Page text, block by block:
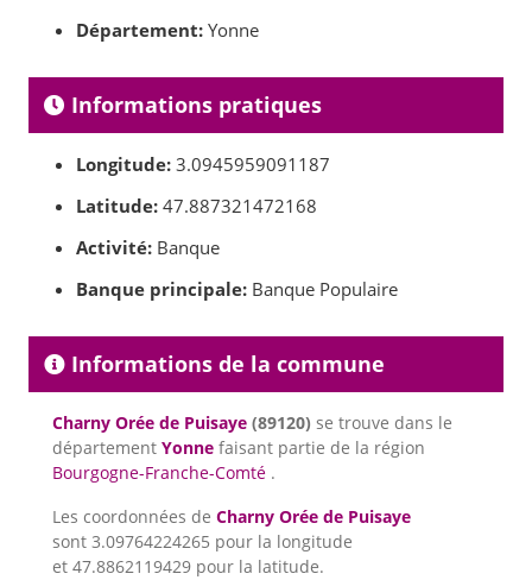
Département: Yonne
Informations pratiques
Longitude: 3.0945959091187
Latitude: 47.887321472168
Activité: Banque
Banque principale: Banque Populaire
Informations de la commune
Charny Orée de Puisaye (89120) se trouve dans le
département Yonne faisant partie de la région
Bourgogne-Franche-Comté .
Les coordonnées de Charny Orée de Puisaye
sont 3.09764224265 pour la longitude
et 47.8862119429 pour la latitude.